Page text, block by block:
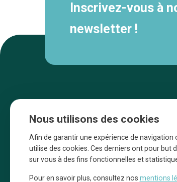
Inscrivez-vous à
newsletter !
Une initiative d’Entreprendre
Nous utilisons des cookies
Afin de garantir une expérience de navigation
utilise des cookies. Ces derniers ont pour but
sur vous à des fins fonctionnelles et
Pour en savoir plus, consultez nos mentions